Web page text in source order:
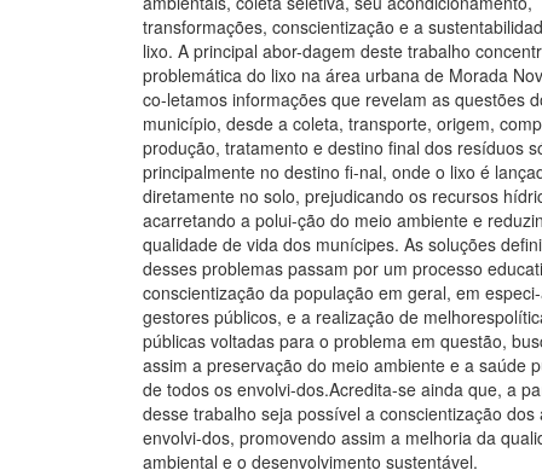
transformações, conscientização e a
lixo. A principal abor-dagem deste trabalho
problemática do lixo na área urbana de Morada
co-letamos informações que revelam as questões
município, desde a coleta, transporte, origem,
produção, tratamento e destino final dos resíduos
principalmente no destino fi-nal, onde o lixo é
diretamente no solo, prejudicando os recursos
acarretando a polui-ção do meio ambiente e
qualidade de vida dos munícipes. As soluções
desses problemas passam por um processo
conscientização da população em geral, em
gestores públicos, e a realização de
públicas voltadas para o problema em questão,
assim a preservação do meio ambiente e a saúde
de todos os envolvi-dos.Acredita-se ainda que, a
desse trabalho seja possível a conscientização dos
envolvi-dos, promovendo assim a melhoria da
ambiental e o desenvolvimento sustentável.